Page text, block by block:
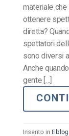
materiale
ottenere
diretta?
spettatori
sono diversi
Anche
gente […]
Inserito in Il